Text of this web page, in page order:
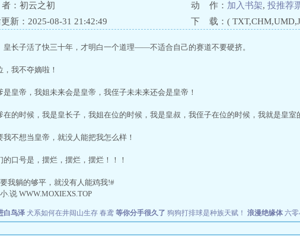
：初云之初 动 作： 加入书架, 投推荐
新：2025-08-31 21:42:49
下 载：(
皇长子活了快三十年，才明白一个道理——不适合自己的赛道不要硬挤。
我不夺嫡啦！
皇帝，我姐未来会是皇帝，我侄子未未来还会是皇帝！
的时候，我是皇长子，我姐在位的时候，我是皇叔，我侄子在位的时候，我就是皇室
不想当皇帝，就没人能把我怎么样！
口号是，摆烂，摆烂，摆烂！！！
我躺的够平，就没有人能鸡我!#
.说 WWW.MOXIEXS.TOP
白鸟泽 犬系如何在井闼山生存 春鸢 等你分手很久了 狗狗打排球是种族天赋！ 浪漫绝缘体 六